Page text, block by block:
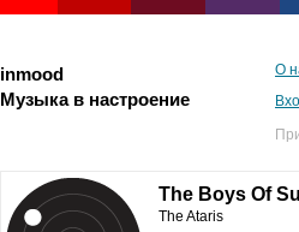
inmood
Музыка в настроение
О
The Boys Of
The Ataris